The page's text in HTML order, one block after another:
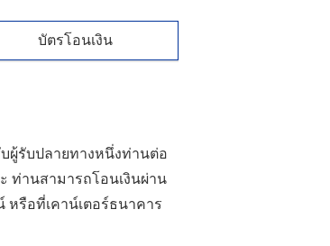
บัตรโอนเงิน
ผู้รับปลายทางหนึ่งท่านต่อ
ท่านสามารถโอนเงินผ่าน
หรือที่เคาน์เตอร์ธนาคาร